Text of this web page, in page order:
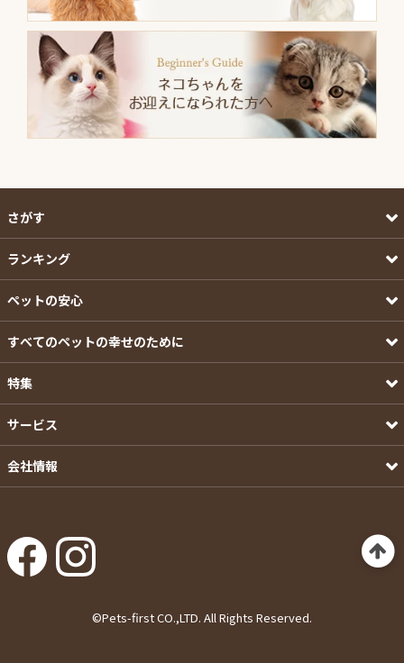
さがす
ランキング
ペットの安心
すべてのペットの幸せのために
特集
サービス
会社情報
©Pets-first CO.,LTD. All Rights Reserved.